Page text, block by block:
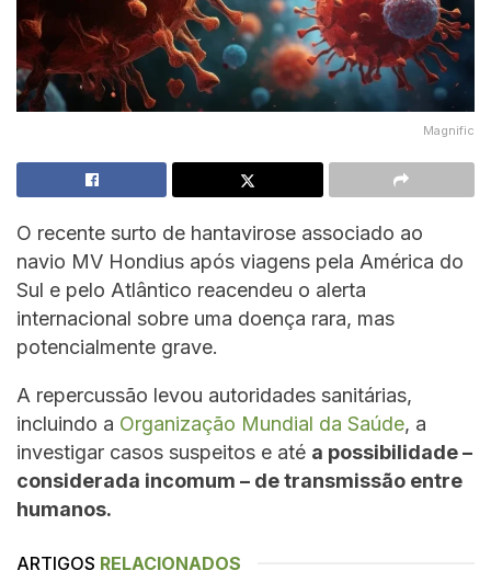
Magnific
O recente surto de hantavirose associado ao
navio MV Hondius após viagens pela América do
Sul e pelo Atlântico reacendeu o alerta
internacional sobre uma doença rara, mas
potencialmente grave.
A repercussão levou autoridades sanitárias,
incluindo a Organização Mundial da Saúde, a
investigar casos suspeitos e até a possibilidade –
considerada incomum – de transmissão entre
humanos.
ARTIGOS RELACIONADOS